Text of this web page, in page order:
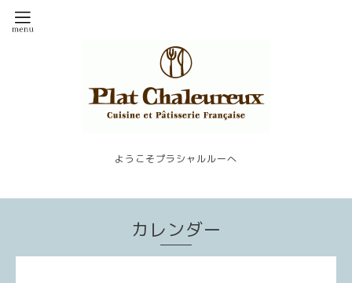
ようこそプラシャルルーへ
カレンダー